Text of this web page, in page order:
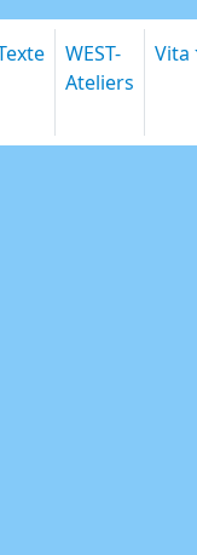
WEST-
Ateliers
Vita